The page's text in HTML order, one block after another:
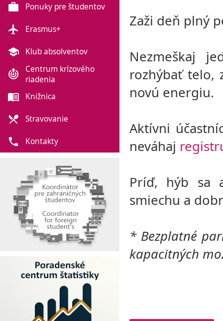
Zaži deň plný
Nezmeškaj
rozhýbať telo,
novú energiu.
Aktívni
neváhaj
Príď, hýb sa
smiechu a
* Bezplatné
kapacitných
work Ponuky pre študentov
flight Erasmus+
school Klub absolventov
crisis_alert
Centrum krízového
riadenia
menu_book Knižnica
local_dining Stravovanie
phone Kontakty